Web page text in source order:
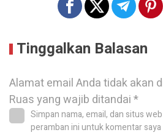
Tinggalkan Balasan
Alamat email Anda tidak akan
Ruas yang wajib ditandai*
Simpan nama, email, dan situs
peramban ini untuk komentar